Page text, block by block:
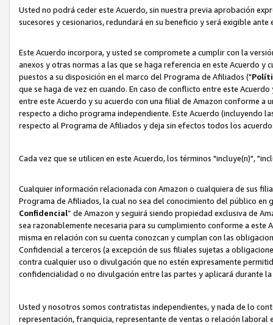
Usted no podrá ceder este Acuerdo, sin nuestra previa aprobación
sucesores y cesionarios, redundará en su beneficio y será exigible
Este Acuerdo incorpora, y usted se compromete a cumplir con la
anexos y otras normas a las que se haga referencia en este Acuerdo
puestos a su disposición en el marco del Programa de Afiliados ("
que se haga de vez en cuando. En caso de conflicto entre este
entre este Acuerdo y su acuerdo con una filial de Amazon conforme
respecto a dicho programa independiente. Este Acuerdo (incluyendo
respecto al Programa de Afiliados y deja sin efectos todos los
Cada vez que se utilicen en este Acuerdo, los términos "incluye(n)",
Cualquier información relacionada con Amazon o cualquiera de sus
Programa de Afiliados, la cual no sea del conocimiento del público
Confidencial” de Amazon y seguirá siendo propiedad exclusiva de
sea razonablemente necesaria para su cumplimiento conforme a
misma en relación con su cuenta conozcan y cumplan con las
Confidencial a terceros (a excepción de sus filiales sujetas a
contra cualquier uso o divulgación que no estén expresamente
confidencialidad o no divulgación entre las partes y aplicará durante
Usted y nosotros somos contratistas independientes, y nada de lo
representación, franquicia, representante de ventas o relación